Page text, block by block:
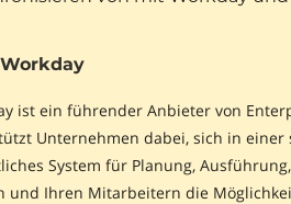
ist ein führender Anbieter von
Unternehmen dabei, sich in
System für Planung,
und Ihren Mitarbeitern die